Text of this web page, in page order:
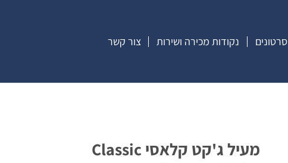
סרטונים נקודות מכירה ושירות צור קשר
מעיל ג'קט קלאסי Classic